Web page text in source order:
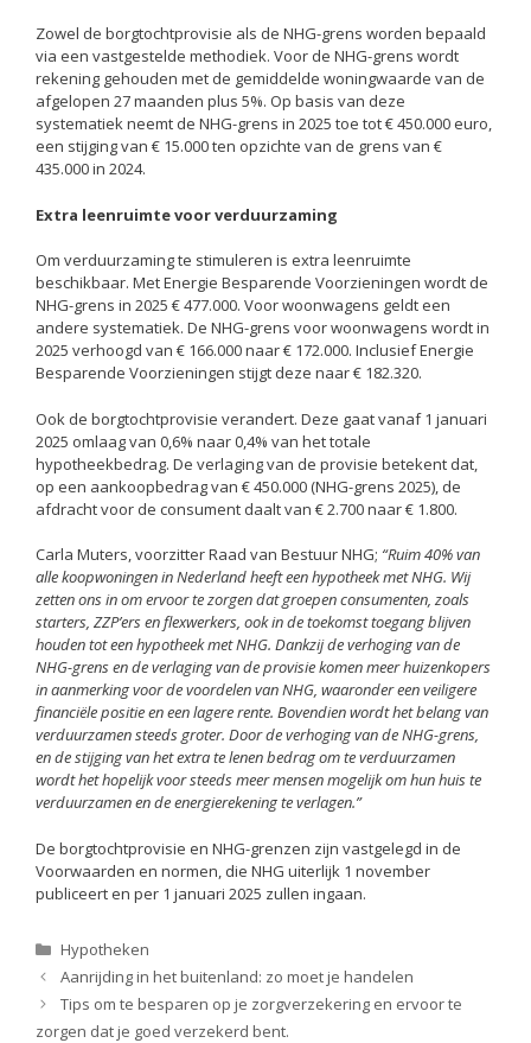
Zowel de borgtochtprovisie als de NHG-grens worden bepaald
via een vastgestelde methodiek. Voor de NHG-grens wordt
rekening gehouden met de gemiddelde woningwaarde van de
afgelopen 27 maanden plus 5%. Op basis van deze
systematiek neemt de NHG-grens in 2025 toe tot € 450.000 euro,
een stijging van € 15.000 ten opzichte van de grens van €
435.000 in 2024.
Extra leenruimte voor verduurzaming
Om verduurzaming te stimuleren is extra leenruimte
beschikbaar. Met Energie Besparende Voorzieningen wordt de
NHG-grens in 2025 € 477.000. Voor woonwagens geldt een
andere systematiek. De NHG-grens voor woonwagens wordt in
2025 verhoogd van € 166.000 naar € 172.000. Inclusief Energie
Besparende Voorzieningen stijgt deze naar € 182.320.
Ook de borgtochtprovisie verandert. Deze gaat vanaf 1 januari
2025 omlaag van 0,6% naar 0,4% van het totale
hypotheekbedrag. De verlaging van de provisie betekent dat,
op een aankoopbedrag van € 450.000 (NHG-grens 2025), de
afdracht voor de consument daalt van € 2.700 naar € 1.800.
Carla Muters, voorzitter Raad van Bestuur NHG; “Ruim 40% van
alle koopwoningen in Nederland heeft een hypotheek met NHG. Wij
zetten ons in om ervoor te zorgen dat groepen consumenten, zoals
starters, ZZP’ers en flexwerkers, ook in de toekomst toegang blijven
houden tot een hypotheek met NHG. Dankzij de verhoging van de
NHG-grens en de verlaging van de provisie komen meer huizenkopers
in aanmerking voor de voordelen van NHG, waaronder een veiligere
financiële positie en een lagere rente. Bovendien wordt het belang van
verduurzamen steeds groter. Door de verhoging van de NHG-grens,
en de stijging van het extra te lenen bedrag om te verduurzamen
wordt het hopelijk voor steeds meer mensen mogelijk om hun huis te
verduurzamen en de energierekening te verlagen.”
De borgtochtprovisie en NHG-grenzen zijn vastgelegd in de
Voorwaarden en normen, die NHG uiterlijk 1 november
publiceert en per 1 januari 2025 zullen ingaan.
Categorieën
Hypotheken
Aanrijding in het buitenland: zo moet je handelen
Tips om te besparen op je zorgverzekering en ervoor te
zorgen dat je goed verzekerd bent.